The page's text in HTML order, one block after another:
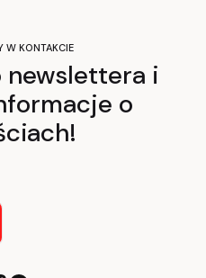
W KONTAKCIE
newslettera i
o